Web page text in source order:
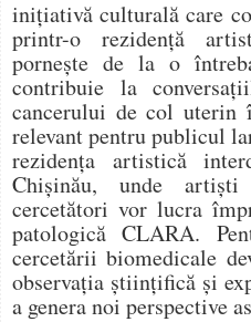
inițiativă culturală care
printr-o rezidență
pornește de la o
contribuie la
cancerului de col uterin
relevant pentru publicul
rezidența artistică
Chișinău, unde
cercetători vor lucra
patologică CLARA.
cercetării biomedicale
observația științifică și
a genera noi perspective